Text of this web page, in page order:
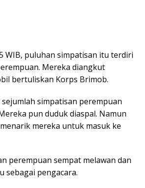
WIB, puluhan simpatisan itu terdiri
Mereka diangkut
bertuliskan Korps Brimob.
simpatisan perempuan
pun duduk diaspal. Namun
mereka untuk masuk ke
perempuan sempat melawan dan
sebagai pengacara.